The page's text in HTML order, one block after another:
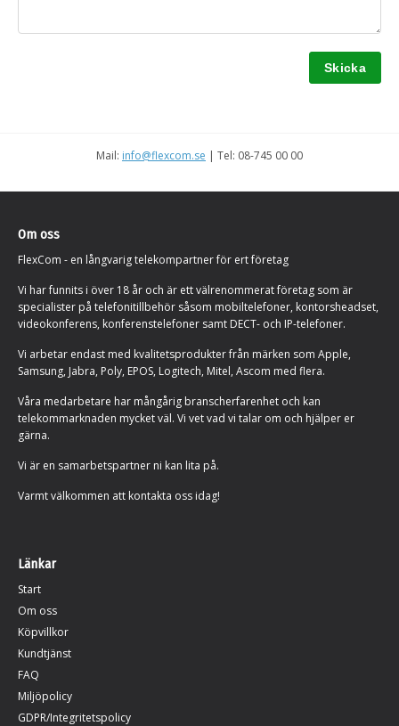
Mail: info@flexcom.se | Tel: 08-745 00 00
Om oss
FlexCom - en långvarig telekompartner för ert företag
Vi har funnits i över 18 år och är ett välrenommerat företag som är
specialister på telefonitillbehör såsom mobiltelefoner, kontorsheadset,
videokonferens, konferenstelefoner samt DECT- och IP-telefoner.
Vi arbetar endast med kvalitetsprodukter från märken som Apple,
Samsung, Jabra, Poly, EPOS, Logitech, Mitel, Ascom med flera.
Våra medarbetare har mångårig branscherfarenhet och kan
telekommarknaden mycket väl. Vi vet vad vi talar om och hjälper er
gärna.
Vi är en samarbetspartner ni kan lita på.
Varmt välkommen att kontakta oss idag!
Länkar
Start
Om oss
Köpvillkor
Kundtjänst
FAQ
Miljöpolicy
GDPR/Integritetspolicy